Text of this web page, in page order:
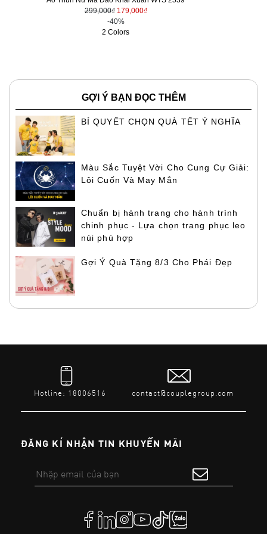
299,000₫ 179,000₫
-40%
2 Colors
GỢI Ý BẠN ĐỌC THÊM
BÍ QUYẾT CHỌN QUÀ TẾT Ý NGHĨA
Màu Sắc Tuyệt Vời Cho Cung Cự Giải:
Lôi Cuốn Và May Mắn
Chuẩn bị hành trang cho hành trình
chinh phục - Lựa chọn trang phục leo
núi phù hợp
Gợi Ý Quà Tặng 8/3 Cho Phái Đẹp
Hotline: 18006516 contact@couplegroup.com
ĐĂNG KÍ NHẬN TIN KHUYẾN MÃI